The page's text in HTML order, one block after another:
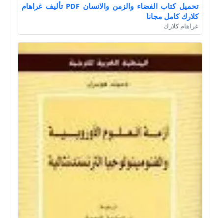
تحميل كتاب الفضاء والزمن والانسان PDF تأليف غراهام
كلارك كامل مجانا
غراهام كلارك